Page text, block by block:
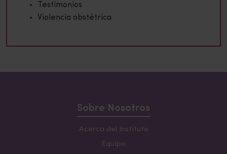
Testimonios
Violencia obstétrica
Sobre Nosotros
Acerca del Instituto
Equipo